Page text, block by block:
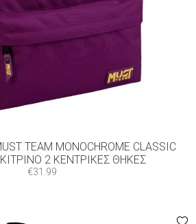
TEAM MONOCHROME CLASSIC
2 ΚΕΝΤΡΙΚΈΣ ΘΉΚΕΣ
€31.99